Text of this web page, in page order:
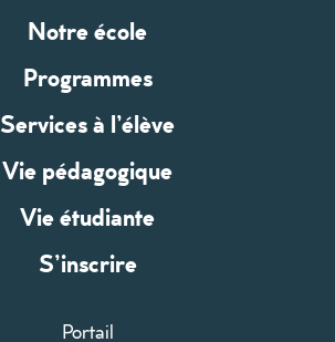
Notre école
Programmes
Services à l’élève
Vie pédagogique
Vie étudiante
S’inscrire
Portail